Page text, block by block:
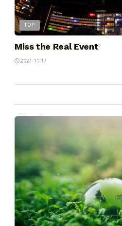
TOP
Miss the Real Event
2021-11-17